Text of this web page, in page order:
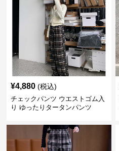
¥4,880 (税込)
チェックパンツ ウエストゴム入
り ゆったりタータンパンツ